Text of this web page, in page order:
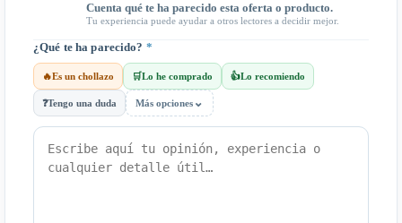
Cuenta qué te ha parecido esta oferta o producto.
Tu experiencia puede ayudar a otros lectores a decidir mejor.
¿Qué te ha parecido? *
🔥Es un chollazo 🛒Lo he comprado 👍Lo recomiendo
❓Tengo una duda Más opciones ⌄